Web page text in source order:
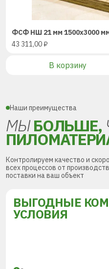
ФСФ НШ 21 мм 1500х3000
43 311,00₽
В корзину
Наши преимущества
МЫБОЛЬШЕ,
Контролируем качество и
всех процессов от
поставки на ваш объект
ВЫГОДНЫЕ
УСЛОВИЯ